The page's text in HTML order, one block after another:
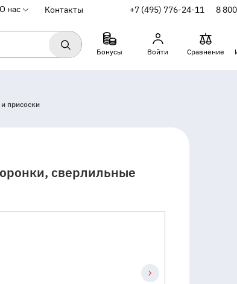
О нас Контакты +7 (495) 776-24-11 8
Бонусы Войти Сравнение
присоски
сверлильные